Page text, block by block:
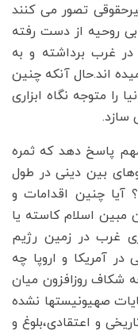
تصور می کنند
روحیه از دست رفته
غرب برداشته و به
اند.حال آنکه چنین
را متوجه نگاه ابزاری
سازد.
پاسخ دهد که ثمره
بین دینی در طول
آیا چنین اقدامات و
مبین اسلام کاسته یا
غرب در زمین رژیم
آمریکا و اروپا چه
شکاف روزافزون میان
صهیونیستها نشده
و اعتقادی،بلوغ و